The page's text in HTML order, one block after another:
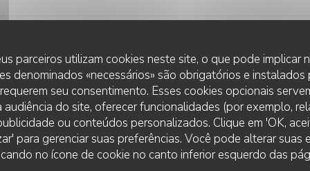
parceiros utilizam cookies neste site, o que pode implicar
denominados «necessários» são obrigatórios e
seu consentimento. Esses cookies opcionais
audiência do site, oferecer funcionalidades (por exemplo,
ou conteúdos personalizados. Clique em 'OK,
para gerenciar suas preferências. Você pode alterar suas
no ícone de cookie no canto inferior esquerdo das
fois.
service:5 /5 ambience:5/5 menu: 5 /5 quality_price